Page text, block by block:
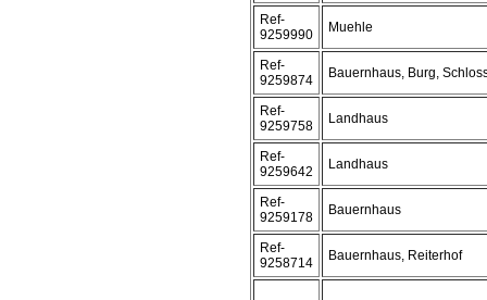
Ref-
9259990
Muehle
Ref-
9259874
Bauernhaus, Burg,
Ref-
9259758
Landhaus
Ref-
9259642
Landhaus
Ref-
9259178
Bauernhaus
Ref-
9258714
Bauernhaus, Reiterhof